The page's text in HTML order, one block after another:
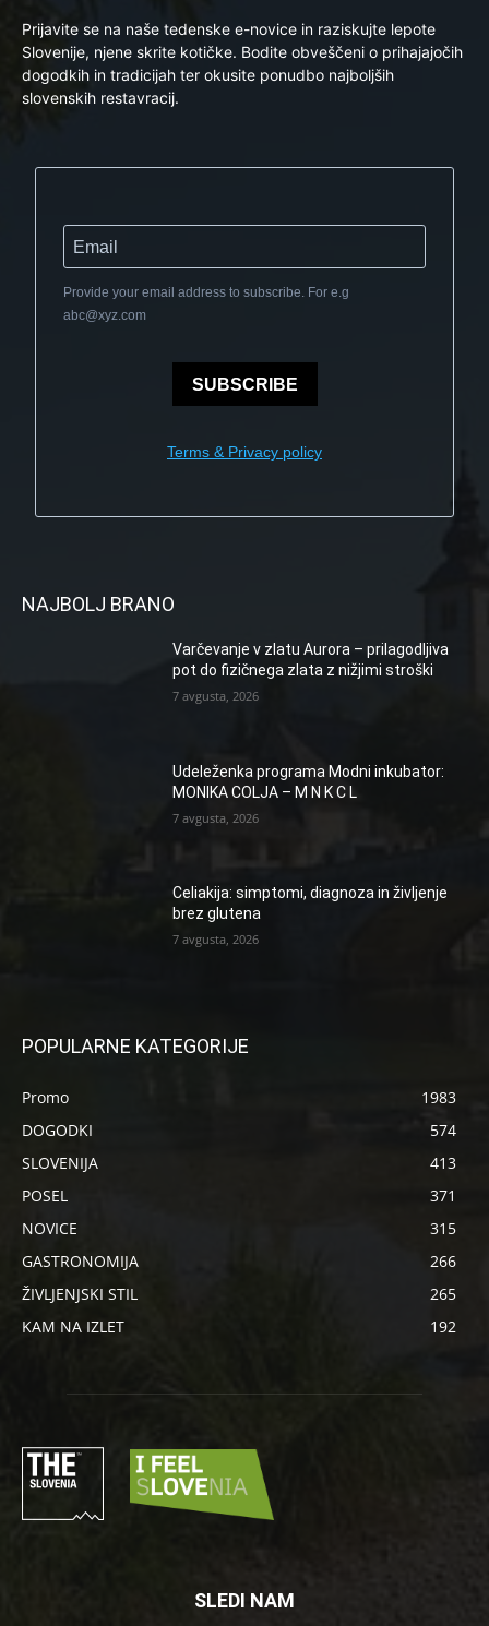
Prijavite se na naše tedenske e-novice in raziskujte lepote
Slovenije, njene skrite kotičke. Bodite obveščeni o prihajajočih
dogodkih in tradicijah ter okusite ponudbo najboljših
slovenskih restavracij.
Provide your email address to subscribe. For e.g
abc@xyz.com
SUBSCRIBE
Terms & Privacy policy
NAJBOLJ BRANO
Varčevanje v zlatu Aurora – prilagodljiva
pot do fizičnega zlata z nižjimi stroški
7 avgusta, 2026
Udeleženka programa Modni inkubator:
MONIKA COLJA – M N K C L
7 avgusta, 2026
Celiakija: simptomi, diagnoza in življenje
brez glutena
7 avgusta, 2026
POPULARNE KATEGORIJE
Promo
1983
DOGODKI
574
SLOVENIJA
413
POSEL
371
NOVICE
315
GASTRONOMIJA
266
ŽIVLJENJSKI STIL
265
KAM NA IZLET
192
SLEDI NAM